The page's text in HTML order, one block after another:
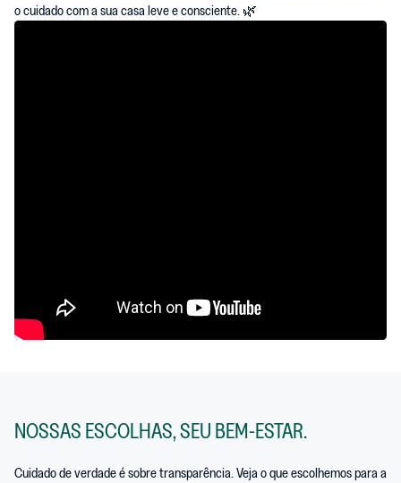
o cuidado com a sua casa leve e consciente. 🌿
NOSSAS ESCOLHAS, SEU BEM-ESTAR.
Cuidado de verdade é sobre transparência. Veja o que escolhemos para a